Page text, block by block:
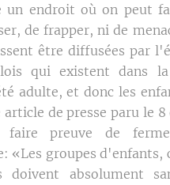
un endroit où on peut
de frapper, ni de
être diffusées par
qui existent dans la
adulte, et donc les
de presse paru le 8
faire preuve de
«Les groupes d'enfants,
absolument